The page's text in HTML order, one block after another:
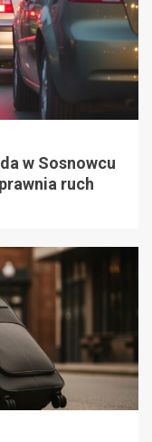
w Sosnowcu
ruch